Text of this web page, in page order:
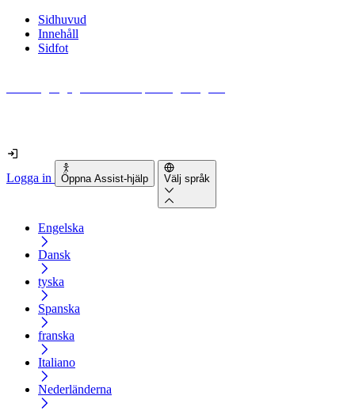
Sidhuvud
Innehåll
Sidfot
Logga in Öppna Assist-hjälp Välj språk
Engelska
Dansk
tyska
Spanska
franska
Italiano
Nederländerna